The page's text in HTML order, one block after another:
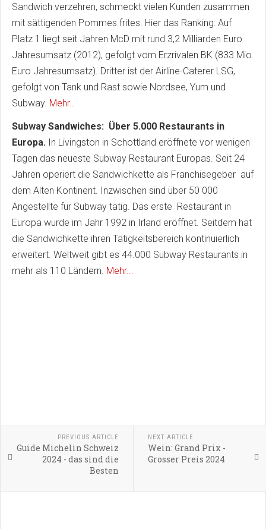
Sandwich verzehren, schmeckt vielen Kunden zusammen
mit sättigenden Pommes frites. Hier das Ranking: Auf
Platz 1 liegt seit Jahren McD mit rund 3,2 Milliarden Euro
Jahresumsatz (2012), gefolgt vom Erzrivalen BK (833 Mio.
Euro Jahresumsatz). Dritter ist der Airline-Caterer LSG,
gefolgt von Tank und Rast sowie Nordsee, Yum und
Subway. Mehr..
Subway Sandwiches: Über 5.000 Restaurants in
Europa. In Livingston in Schottland eröffnete vor wenigen
Tagen das neueste Subway Restaurant Europas. Seit 24
Jahren operiert die Sandwichkette als Franchisegeber auf
dem Alten Kontinent. Inzwischen sind über 50 000
Angestellte für Subway tätig. Das erste Restaurant in
Europa wurde im Jahr 1992 in Irland eröffnet. Seitdem hat
die Sandwichkette ihren Tätigkeitsbereich kontinuierlich
erweitert. Weltweit gibt es 44.000 Subway Restaurants in
mehr als 110 Ländern. Mehr...
PREVIOUS ARTICLE
Guide Michelin Schweiz
2024 - das sind die
Besten
NEXT ARTICLE
Wein: Grand Prix -
Grosser Preis 2024